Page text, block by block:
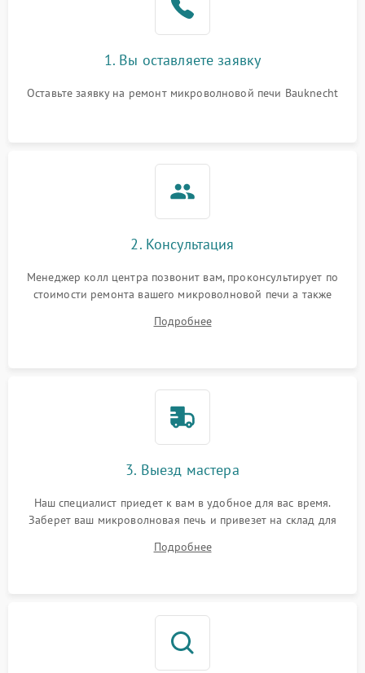
2400 ₽ Подробнее →
Не горит подсветка 2000 ₽
1. Вы оставляете заявку
Оставьте заявку на ремонт микроволновой печи Bauknecht
2. Консультация
Менеджер колл центра позвонит вам, проконсультирует по
стоимости ремонта вашего микроволновой печи а также
Подробнее
3. Выезд мастера
Наш специалист приедет к вам в удобное для вас время.
Заберет ваш микроволновая печь и привезет на склад для
Подробнее